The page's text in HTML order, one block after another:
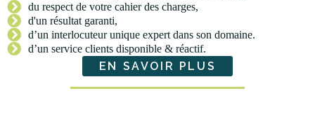
du respect de votre cahier des charges,
d'un résultat garanti,
d’un interlocuteur unique expert dans son domaine.
d’un service clients disponible & réactif.
EN SAVOIR PLUS